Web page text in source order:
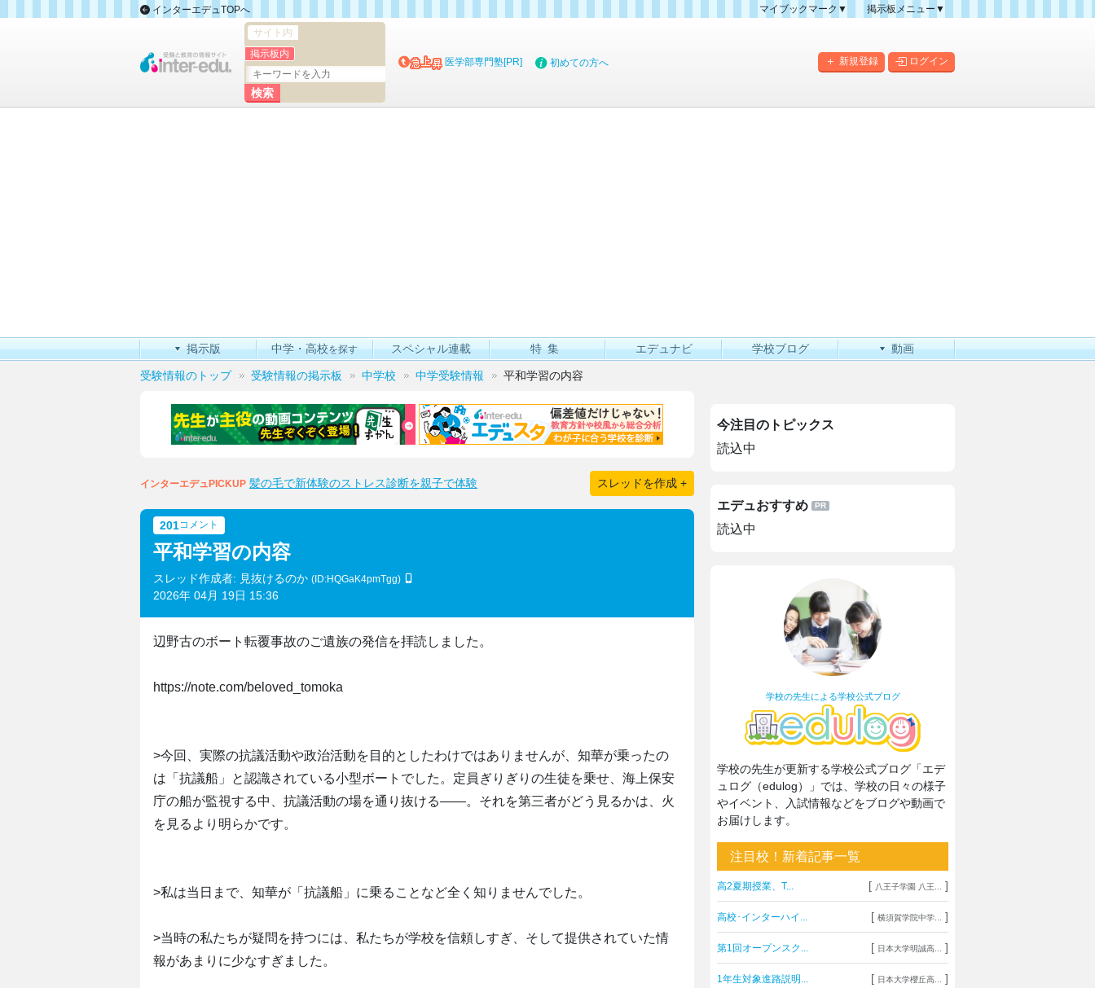
インターエデュTOPへ
マイブックマーク▼
掲示板メニュー▼
掲示板マップ
新規登録 ログイン
サイト内
掲示板内
医学部専門塾[PR] 初めての方へ
掲示版 中学・高校を探す スペシャル連載 特集 エデュナビ 学校ブログ 動画
受験情報のトップ 受験情報の掲示板 中学校 中学受験情報 平和学習の内容
インターエデュPICKUP 髪の毛で新体験のストレス診断を親子で体験 スレッドを作成 +
201コメント
平和学習の内容
スレッド作成者: 見抜けるのか (ID:HQGaK4pmTgg)
2026年 04月 19日 15:36
辺野古のボート転覆事故のご遺族の発信を拝読しました。
https://note.com/beloved_tomoka
>今回、実際の抗議活動や政治活動を目的としたわけではありませんが、知華が乗ったの
は「抗議船」と認識されている小型ボートでした。定員ぎりぎりの生徒を乗せ、海上保安
庁の船が監視する中、抗議活動の場を通り抜ける――。それを第三者がどう見るかは、火
を見るより明らかです。
>私は当日まで、知華が「抗議船」に乗ることなど全く知りませんでした。
>当時の私たちが疑問を持つには、私たちが学校を信頼しすぎ、そして提供されていた情
報があまりに少なすぎました。
今注目のトピックス
読込中
エデュおすすめ
読込中
学校の先生による学校公式ブログ
学校の先生が更新する学校公式ブログ「エデ
ュログ（edulog）」では、学校の日々の様子
やイベント、入試情報などをブログや動画で
お届けします。
注目校！新着記事一覧
高2夏期授業、T... [ 八王子学園 八王... ]
高校･インターハイ... [ 横須賀学院中学... ]
第1回オープンスク... [ 日本大学明誠高... ]
1年生対象進路説明... [ 日本大学櫻丘高... ]